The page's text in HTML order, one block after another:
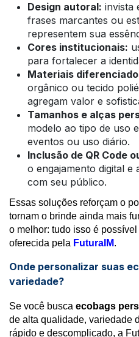
Design autoral: invista
frases marcantes ou
representem sua
Cores institucionais:
para fortalecer a
Materiais
orgânico ou tecido
agregam valor e
Tamanhos e alças
modelo ao tipo de uso
eventos ou uso diário.
Inclusão de QR Code
o engajamento digital e
com seu público.
Essas soluções reforçam o
tornam o brinde ainda mais
o melhor: tudo isso é
oferecida pela FuturaIM.
Onde personalizar suas
variedade?
Se você busca ecobags
de alta qualidade, variedade
rápido e descomplicado, a